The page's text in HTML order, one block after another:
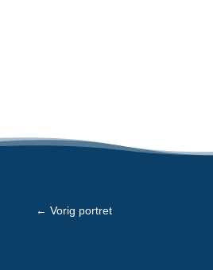
← Vorig portret